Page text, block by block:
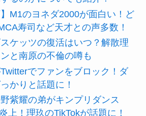
】M1のヨネダ2000が面白い！ど
寿司など天才との声多数！
ケッツの復活はいつ？解散理
と南原の不倫の噂も
でファンをブロック！ダ
かりと話題に！
野紫耀の弟がキンプリダンス
上！理玖のTikTokが話題に！